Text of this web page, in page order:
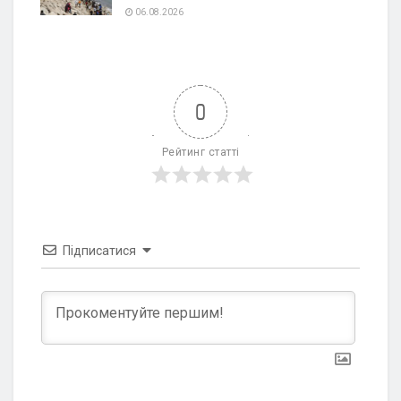
06.08.2026
0
Рейтинг статті
Підписатися